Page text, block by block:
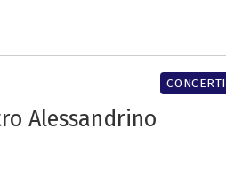
Alessandrino
CONCERTI